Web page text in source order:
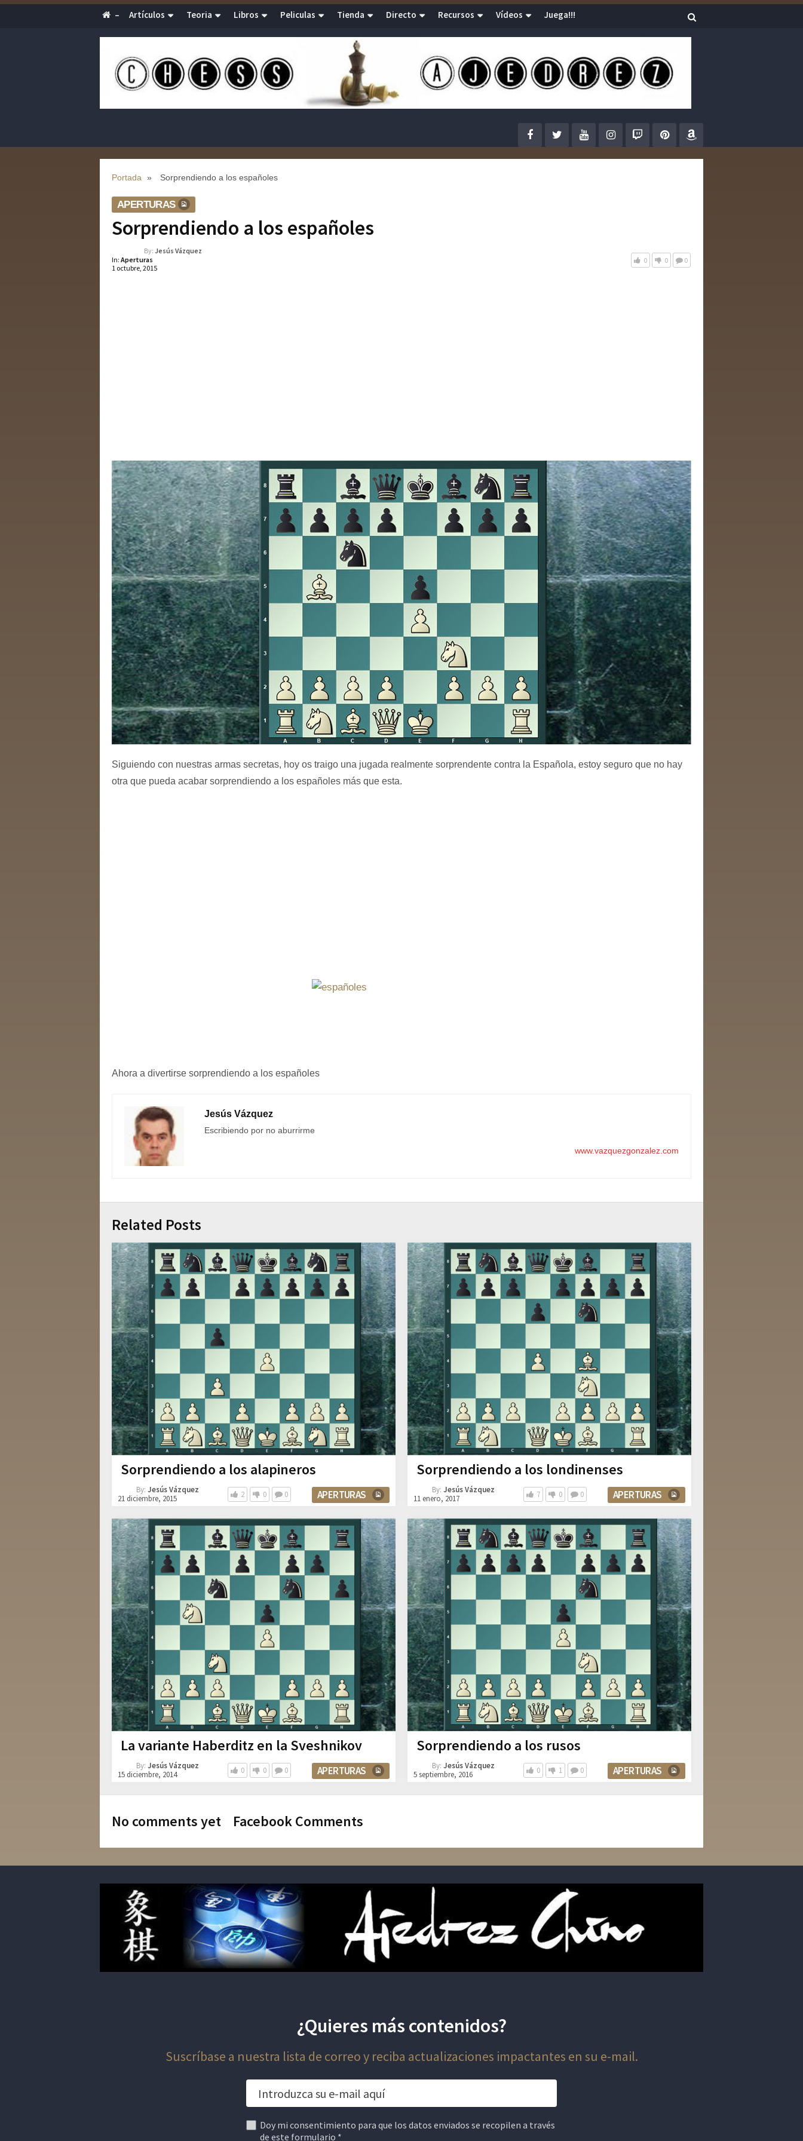
– Artículos Teoria Libros Peliculas Tienda Directo Recursos Vídeos Juega!!!
Portada » Sorprendiendo a los españoles
APERTURAS
Sorprendiendo a los españoles
By: Jesús Vázquez
In: Aperturas
1 octubre, 2015
0 0 0
Siguiendo con nuestras armas secretas, hoy os traigo una jugada realmente sorprendente contra la Española, estoy seguro que no hay
otra que pueda acabar sorprendiendo a los españoles más que esta.
Ahora a divertirse sorprendiendo a los españoles
Jesús Vázquez
Escribiendo por no aburrirme
www.vazquezgonzalez.com
Related Posts
Sorprendiendo a los alapineros
By: Jesús Vázquez
21 diciembre, 2015
2 0 0 APERTURAS
Sorprendiendo a los londinenses
By: Jesús Vázquez
11 enero, 2017
7 0 0 APERTURAS
La variante Haberditz en la Sveshnikov
By: Jesús Vázquez
15 diciembre, 2014
0 0 0 APERTURAS
Sorprendiendo a los rusos
By: Jesús Vázquez
5 septiembre, 2016
0 1 0 APERTURAS
No comments yet Facebook Comments
¿Quieres más contenidos?
Suscríbase a nuestra lista de correo y reciba actualizaciones impactantes en su e-mail.
Doy mi consentimiento para que los datos enviados se recopilen a través
de este formulario *